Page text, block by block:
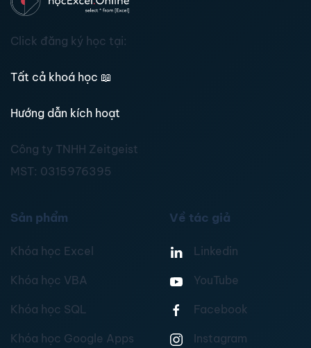
Click đăng ký học tại:
Tất cả khoá học 📖
Hướng dẫn kích hoạt
Công ty TNHH Zeitgeist
MST: 0315976395
Sản phẩm
Khóa học Excel
Khóa học VBA
Khóa học SQL
Khóa học Google Apps
Về tác giả
Linkedin
YouTube
Facebook
Instagram